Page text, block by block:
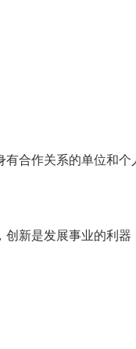
合作关系的单位和
新是发展事业的利器